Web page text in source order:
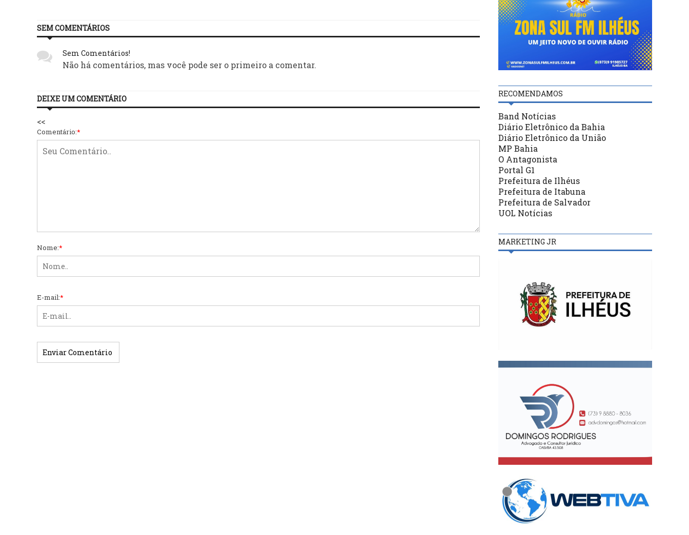
SEM COMENTÁRIOS
Sem Comentários!
Não há comentários, mas você pode ser o primeiro a comentar.
DEIXE UM COMENTÁRIO
<<
Comentário:*
Nome:*
E-mail:*
RECOMENDAMOS
Band Notícias
Diário Eletrônico da Bahia
Diário Eletrônico da União
MP Bahia
O Antagonista
Portal G1
Prefeitura de Ilhéus
Prefeitura de Itabuna
Prefeitura de Salvador
UOL Notícias
MARKETING JR